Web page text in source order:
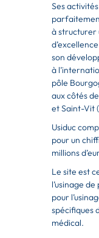
Ses
àstructurer
son
à
pôle
aux côtés
etSaint-Vit
Usiduc
pour un
millions
Le site est
l’usinage
pour
spécifiques
médical.